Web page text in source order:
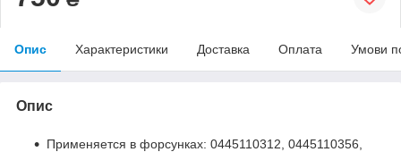
Опис Характеристики Доставка Оплата Умови
Опис
Применяется в форсунках: 0445110312, 0445110356,